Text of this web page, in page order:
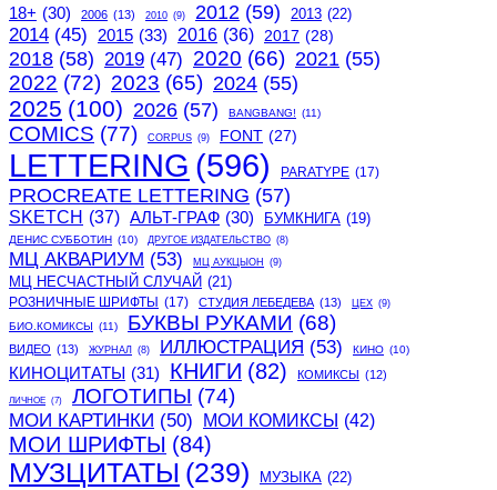
18+ (30) 2006 (13) 2010 (9) 2012 (59) 2013 (22)
2014 (45) 2015 (33) 2016 (36) 2017 (28)
2018 (58) 2019 (47) 2020 (66) 2021 (55)
2022 (72) 2023 (65) 2024 (55)
2025 (100) 2026 (57) BANGBANG! (11)
COMICS (77) CORPUS (9) FONT (27)
LETTERING (596) PARATYPE (17)
PROCREATE LETTERING (57)
SKETCH (37) АЛЬТ-ГРАФ (30) БУМКНИГА (19)
ДЕНИС СУББОТИН (10) ДРУГОЕ ИЗДАТЕЛЬСТВО (8)
МЦ АКВАРИУМ (53) МЦ АУКЦЫОН (9)
МЦ НЕСЧАСТНЫЙ СЛУЧАЙ (21)
РОЗНИЧНЫЕ ШРИФТЫ (17) СТУДИЯ ЛЕБЕДЕВА (13) ЦЕХ (9)
БИО.КОМИКСЫ (11) БУКВЫ РУКАМИ (68)
ВИДЕО (13) ЖУРНАЛ (8) ИЛЛЮСТРАЦИЯ (53) КИНО (10)
КИНОЦИТАТЫ (31) КНИГИ (82) КОМИКСЫ (12)
ЛИЧНОЕ (7) ЛОГОТИПЫ (74)
МОИ КАРТИНКИ (50) МОИ КОМИКСЫ (42)
МОИ ШРИФТЫ (84)
МУЗЦИТАТЫ (239) МУЗЫКА (22)